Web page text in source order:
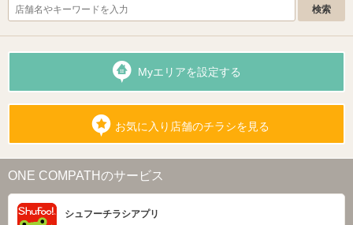
Myエリアを設定する
お気に入り店舗のチラシを見る
ONE COMPATHのサービス
シュフーチラシアプリ